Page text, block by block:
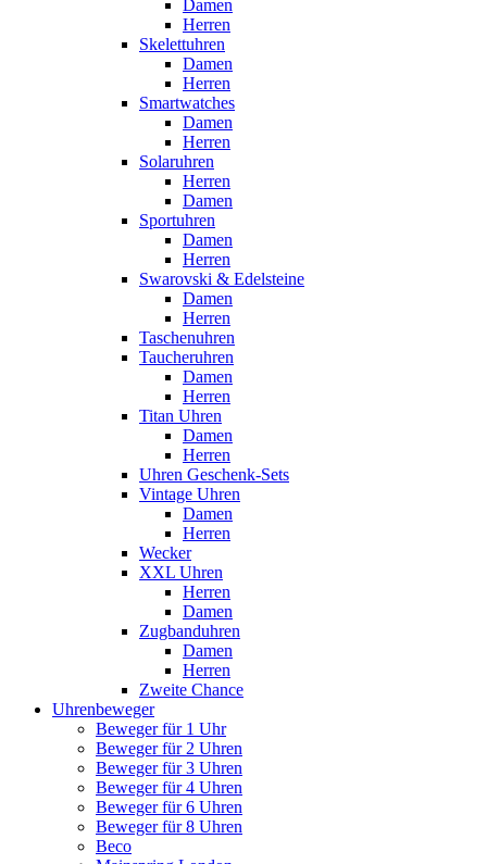
Damen
Herren
Skelettuhren
Damen
Herren
Smartwatches
Damen
Herren
Solaruhren
Herren
Damen
Sportuhren
Damen
Herren
Swarovski & Edelsteine
Damen
Herren
Taschenuhren
Taucheruhren
Damen
Herren
Titan Uhren
Damen
Herren
Uhren Geschenk-Sets
Vintage Uhren
Damen
Herren
Wecker
XXL Uhren
Herren
Damen
Zugbanduhren
Damen
Herren
Zweite Chance
Uhrenbeweger
Beweger für 1 Uhr
Beweger für 2 Uhren
Beweger für 3 Uhren
Beweger für 4 Uhren
Beweger für 6 Uhren
Beweger für 8 Uhren
Beco